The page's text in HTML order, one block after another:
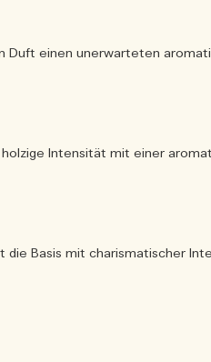
Duft einen unerwarteten
Intensität mit einer
Basis mit charismatischer